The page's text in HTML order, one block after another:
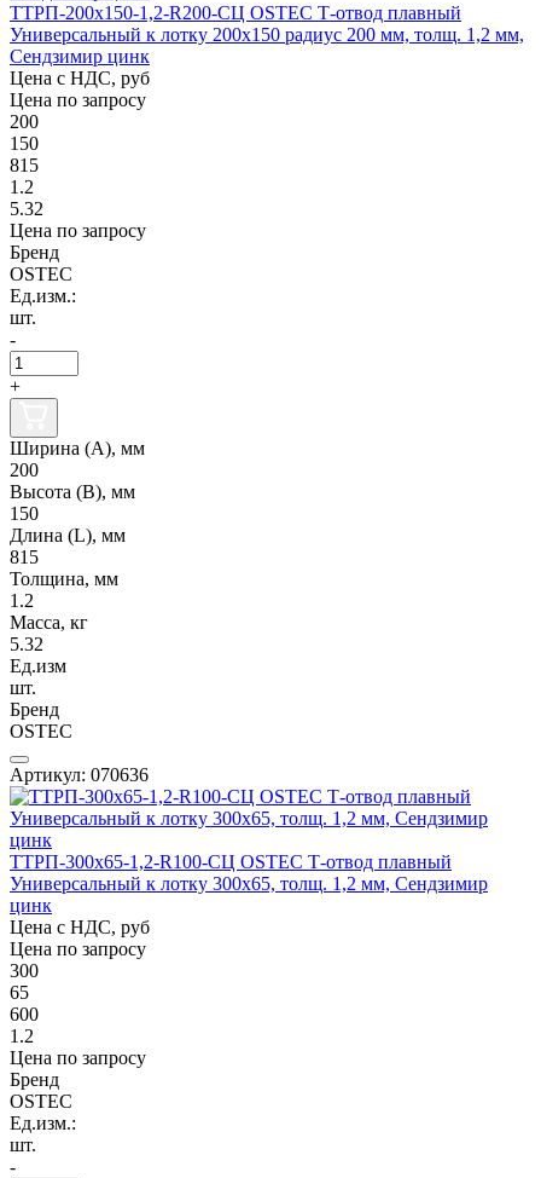
ТТРП-200х150-1,2-R200-СЦ OSTEC Т-отвод плавный
Универсальный к лотку 200х150 радиус 200 мм, толщ. 1,2 мм,
Сендзимир цинк
Цена с НДС, руб
Цена по запросу
200
150
815
1.2
5.32
Цена по запросу
Бренд
OSTEC
Ед.изм.:
шт.
-
+
Ширина (А), мм
200
Высота (В), мм
150
Длина (L), мм
815
Толщина, мм
1.2
Масса, кг
5.32
Ед.изм
шт.
Бренд
OSTEC
Артикул: 070636
ТТРП-300х65-1,2-R100-СЦ OSTEC Т-отвод плавный
Универсальный к лотку 300х65, толщ. 1,2 мм, Сендзимир
цинк
Цена с НДС, руб
Цена по запросу
300
65
600
1.2
Цена по запросу
Бренд
OSTEC
Ед.изм.:
шт.
-